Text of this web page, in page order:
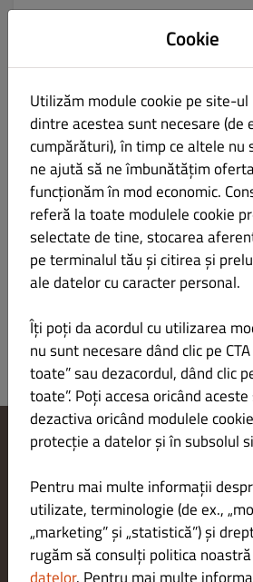
🍕 Pizza cu Ton 30cm
🍕 Pizza Mexicana 30cm
sos roșii, mozzarella, salam, cârnați,
porumb
Contactează-ne
Politica de confidențialitate
Termeni și condiții
Aviz juridic
METODE DE PLATĂ PENTRU LIVRARE
Cookie
Utilizăm module cookie pe site-
dintre acestea sunt necesare (de
cumpărături), în timp ce altele nu
ne ajută să ne îmbunătățim
funcționăm în mod economic.
referă la toate modulele cookie
selectate de tine, stocarea
pe terminalul tău și citirea și
ale datelor cu caracter personal.
Îți poți da acordul cu utilizarea
nu sunt necesare dând clic pe
toate” sau dezacordul, dând clic
toate”. Poți accesa oricând
dezactiva oricând modulele
protecție a datelor și în subsolul
Pentru mai multe informații
utilizate, terminologie (de ex.,
„marketing” și „statistică”) și
rugăm să consulți politica